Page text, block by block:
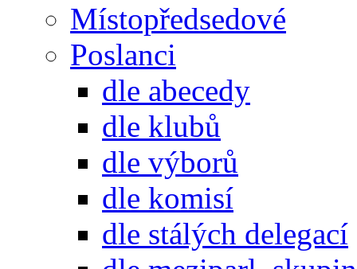
Místopředsedové
Poslanci
dle abecedy
dle klubů
dle výborů
dle komisí
dle stálých delegací